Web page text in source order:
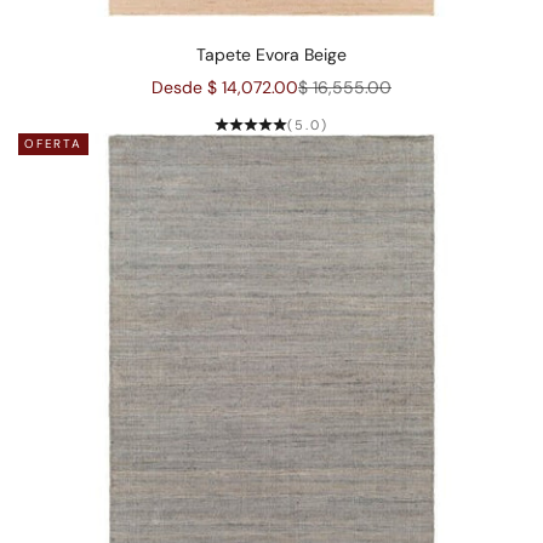
Tapete Evora Beige
Precio de oferta
Desde $ 14,072.00Precio normal
$ 16,555.00
(5.0)
OFERTA